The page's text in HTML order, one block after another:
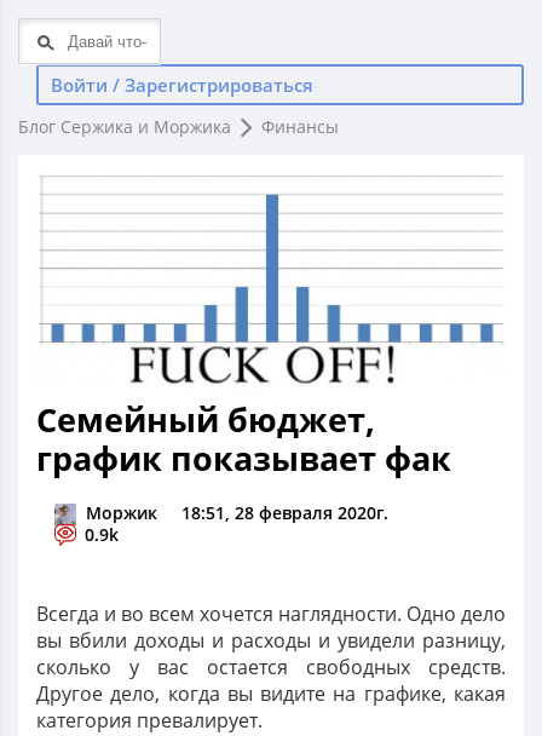
Войти / Зарегистрироваться
Блог Сержика и Моржика Финансы
Семейный бюджет,
график показывает фак
Моржик
18:51, 28 февраля 2020г.
0.9k
Всегда и во всем хочется наглядности. Одно дело
вы вбили доходы и расходы и увидели разницу,
сколько у вас остается свободных средств.
Другое дело, когда вы видите на графике, какая
категория превалирует.